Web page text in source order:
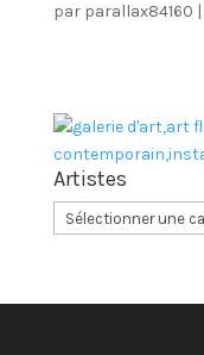
par parallax84160 |
Artistes